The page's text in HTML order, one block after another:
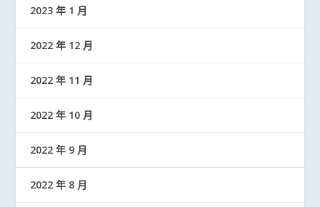
2023 年 1 月
2022 年 12 月
2022 年 11 月
2022 年 10 月
2022 年 9 月
2022 年 8 月